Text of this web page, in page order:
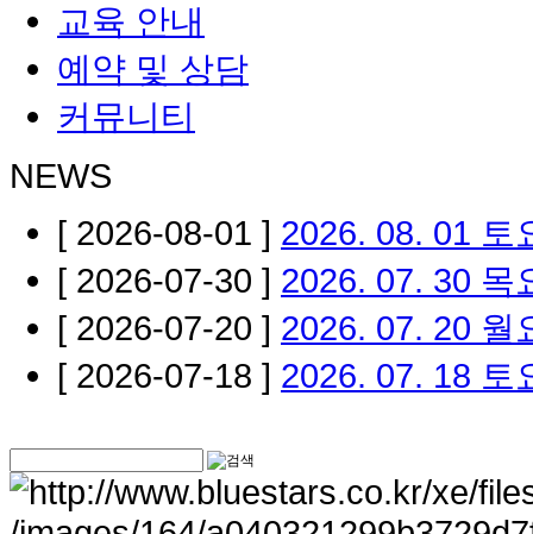
교육 안내
예약 및 상담
커뮤니티
NEWS
[ 2026-08-01 ] 2026. 08. 01 토
[ 2026-07-30 ] 2026. 07. 30 목
[ 2026-07-20 ] 2026. 07. 20 월
[ 2026-07-18 ] 2026. 07. 18 토